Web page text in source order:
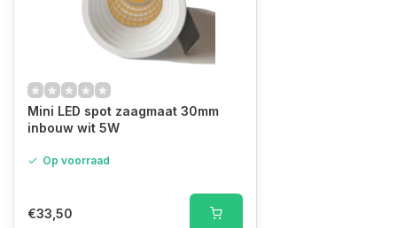
Mini LED spot zaagmaat 30mm
inbouw wit 5W
Op voorraad
€33,50